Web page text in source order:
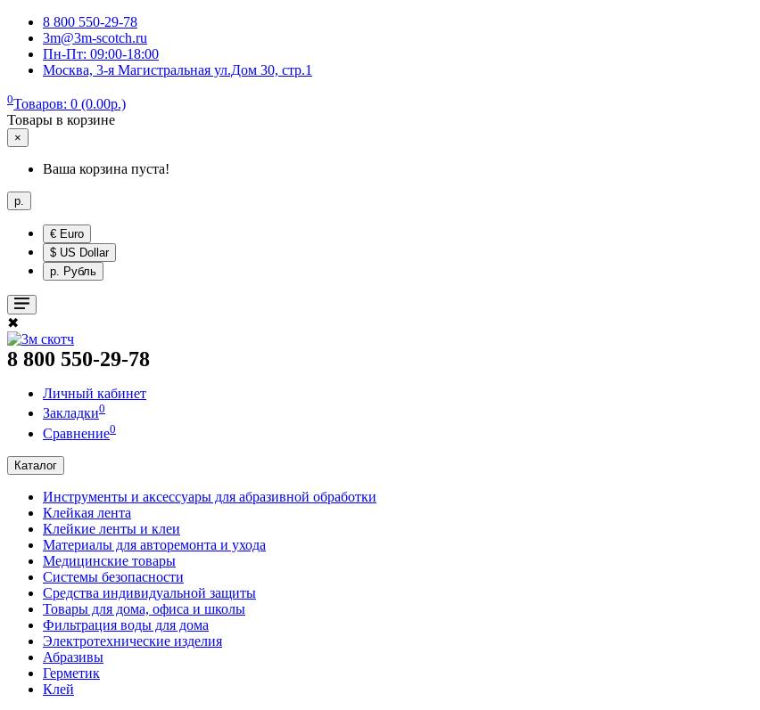
8 800 550-29-78
3m@3m-scotch.ru
Пн-Пт: 09:00-18:00
Москва, 3-я Магистральная ул.Дом 30, стр.1
0Товаров: 0 (0.00р.)
Товары в корзине
×
Ваша корзина пуста!
р.
€ Euro
$ US Dollar
р. Рубль
✖
8 800 550-29-78
Личный кабинет
Закладки0
Сравнение0
Каталог
Инструменты и аксессуары для абразивной обработки
Клейкая лента
Клейкие ленты и клеи
Материалы для авторемонта и ухода
Медицинские товары
Системы безопасности
Средства индивидуальной защиты
Товары для дома, офиса и школы
Фильтрация воды для дома
Электротехнические изделия
Абразивы
Герметик
Клей